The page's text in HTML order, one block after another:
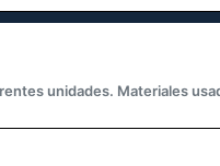
unidades. Materiales